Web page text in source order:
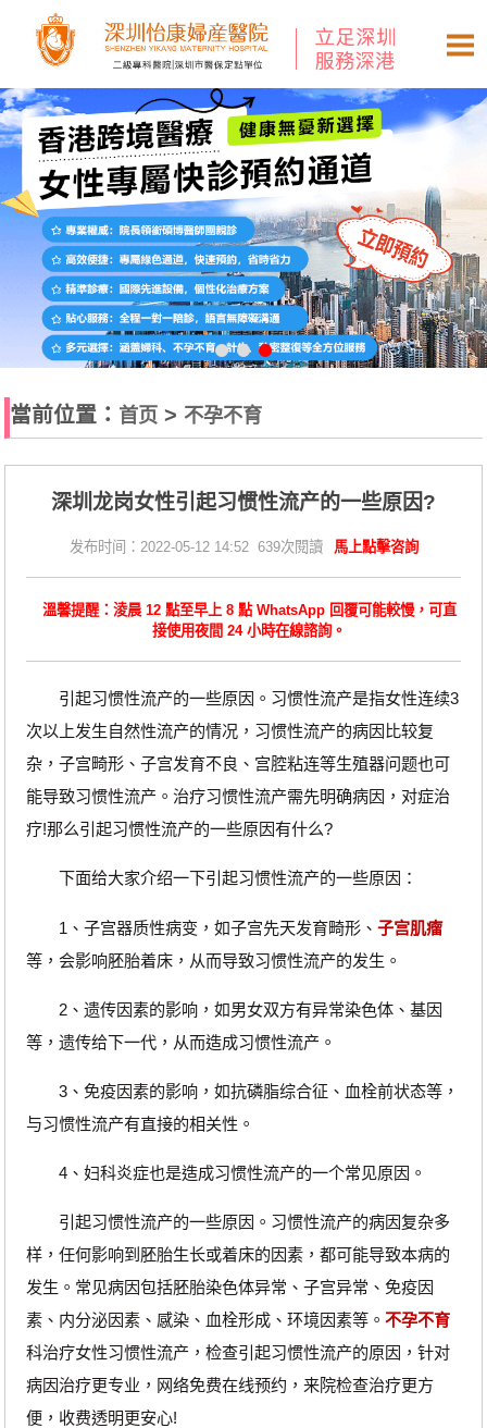
當前位置： 首页 > 不孕不育
深圳龙岗女性引起习惯性流产的一些原因?
发布时间：2022-05-12 14:52 639次閱讀 馬上點擊咨詢
溫馨提醒：淩晨 12 點至早上 8 點 WhatsApp 回覆可能較慢，可直
接使用夜間 24 小時在線諮詢。
引起习惯性流产的一些原因。习惯性流产是指女性连续3
次以上发生自然性流产的情况，习惯性流产的病因比较复
杂，子宫畸形、子宫发育不良、宫腔粘连等生殖器问题也可
能导致习惯性流产。治疗习惯性流产需先明确病因，对症治
疗!那么引起习惯性流产的一些原因有什么?
下面给大家介绍一下引起习惯性流产的一些原因：
1、子宫器质性病变，如子宫先天发育畸形、 子宫肌瘤
等，会影响胚胎着床，从而导致习惯性流产的发生。
2、遗传因素的影响，如男女双方有异常染色体、基因
等，遗传给下一代，从而造成习惯性流产。
3、免疫因素的影响，如抗磷脂综合征、血栓前状态等，
与习惯性流产有直接的相关性。
4、妇科炎症也是造成习惯性流产的一个常见原因。
引起习惯性流产的一些原因。习惯性流产的病因复杂多
样，任何影响到胚胎生长或着床的因素，都可能导致本病的
发生。常见病因包括胚胎染色体异常、子宫异常、免疫因
素、内分泌因素、感染、血栓形成、环境因素等。 不孕不育
科治疗女性习惯性流产，检查引起习惯性流产的原因，针对
病因治疗更专业，网络免费在线预约，来院检查治疗更方
便，收费透明更安心!